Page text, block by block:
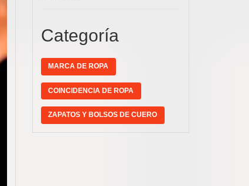
Categoría
MARCA DE ROPA
COINCIDENCIA DE ROPA
ZAPATOS Y BOLSOS DE CUERO